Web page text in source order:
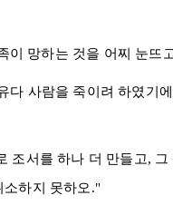
이 망하는 것을 어찌 눈뜨
다 사람을 죽이려 하였기
서를 하나 더 만들고, 그
소하지 못하오."